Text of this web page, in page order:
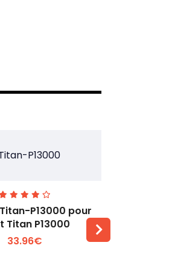
Voir plus +
P13000 pour
Titan P13000
33.96€